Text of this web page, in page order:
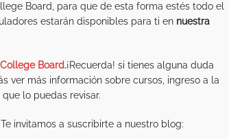
Board, para que de esta forma estés todo el
estarán disponibles para ti en nuestra
Board.¡Recuerda! si tienes alguna duda
ver más información sobre cursos, ingreso a la
que lo puedas revisar.
invitamos a suscribirte a nuestro blog: